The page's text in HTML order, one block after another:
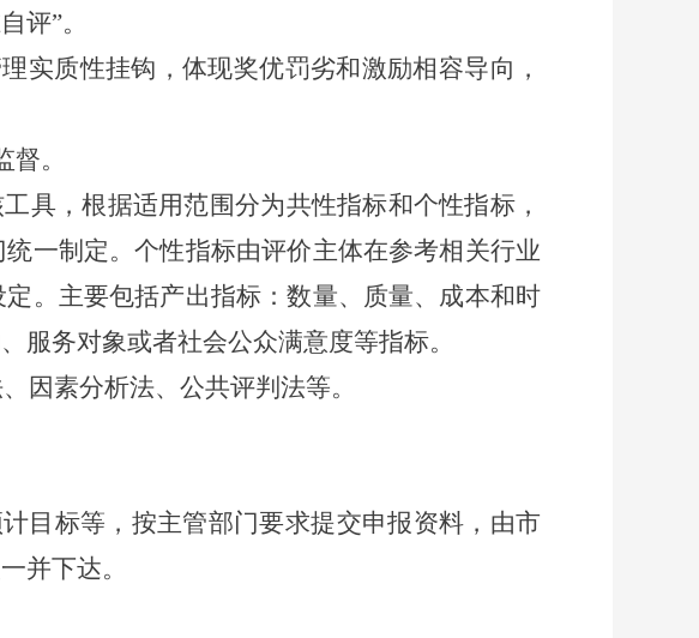
评”。
实质性挂钩，体现奖优罚劣和激励相容导向，
。
具，根据适用范围分为共性指标和个性指标，
一制定。个性指标由评价主体在参考相关行业
。主要包括产出指标：数量、质量、成本和时
服务对象或者社会公众满意度等指标。
因素分析法、公共评判法等。
标等，按主管部门要求提交申报资料，由市
一并下达。